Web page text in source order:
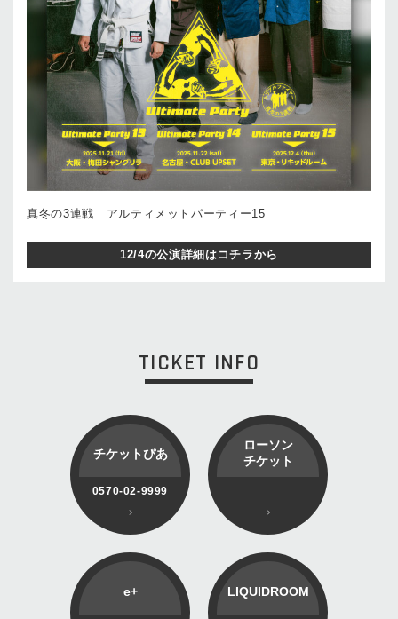
真冬の3連戦 アルティメットパーティー15
12/4の公演詳細はコチラから
TICKET INFO
チケットぴあ
0570-02-9999
ローソン
チケット
e+ LIQUIDROOM